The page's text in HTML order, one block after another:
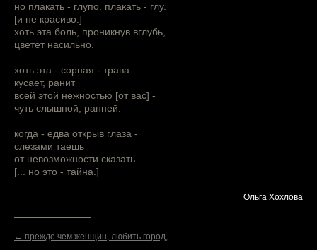
но плакать - глупо. плакать - глу.
[и не красиво.]
хоть эта боль, проникнув вглубь,
цветет насильно.
хоть эта - сорная - трава
кусает, ранит
всей этой нежностью [от вас] -
чуть слышной, ранней.
когда - едва открыв глаза -
слезами таешь
от невозможности сказать.
[... но это - тайна.]
Ольга Хохлова
← прежде чем женщин, любить город,